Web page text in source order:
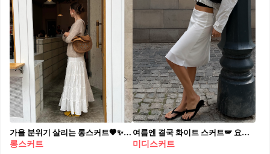
가을 분위기 살리는 롱스커트🤎✨ 출근룩부터 데일리룩까지 편하게 소화할 수 있는 만능 아이템🥐
롱스커트
여름엔 결국 화이트 스커트🪽 요즘 입기 좋은 화이트 미디 스커트 코디🦢💡
미디스커트